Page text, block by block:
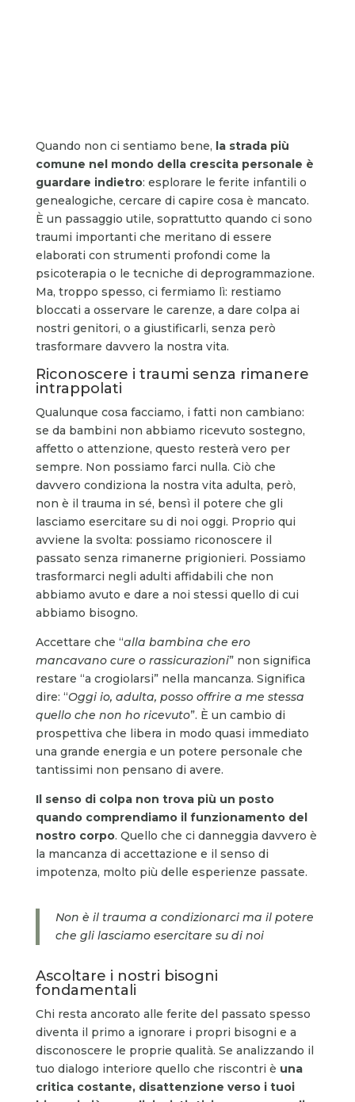
Quando non ci sentiamo bene, la strada più
comune nel mondo della crescita personale è
guardare indietro: esplorare le ferite infantili o
genealogiche, cercare di capire cosa è mancato.
È un passaggio utile, soprattutto quando ci sono
traumi importanti che meritano di essere
elaborati con strumenti profondi come la
psicoterapia o le tecniche di deprogrammazione.
Ma, troppo spesso, ci fermiamo lì: restiamo
bloccati a osservare le carenze, a dare colpa ai
nostri genitori, o a giustificarli, senza però
trasformare davvero la nostra vita.
Riconoscere i traumi senza rimanere
intrappolati
Qualunque cosa facciamo, i fatti non cambiano:
se da bambini non abbiamo ricevuto sostegno,
affetto o attenzione, questo resterà vero per
sempre. Non possiamo farci nulla. Ciò che
davvero condiziona la nostra vita adulta, però,
non è il trauma in sé, bensì il potere che gli
lasciamo esercitare su di noi oggi. Proprio qui
avviene la svolta: possiamo riconoscere il
passato senza rimanerne prigionieri. Possiamo
trasformarci negli adulti affidabili che non
abbiamo avuto e dare a noi stessi quello di cui
abbiamo bisogno.
Accettare che “alla bambina che ero
mancavano cure o rassicurazioni” non significa
restare “a crogiolarsi” nella mancanza. Significa
dire: “Oggi io, adulta, posso offrire a me stessa
quello che non ho ricevuto”. È un cambio di
prospettiva che libera in modo quasi immediato
una grande energia e un potere personale che
tantissimi non pensano di avere.
Il senso di colpa non trova più un posto
quando comprendiamo il funzionamento del
nostro corpo. Quello che ci danneggia davvero è
la mancanza di accettazione e il senso di
impotenza, molto più delle esperienze passate.
Non è il trauma a condizionarci ma il potere
che gli lasciamo esercitare su di noi
Ascoltare i nostri bisogni
fondamentali
Chi resta ancorato alle ferite del passato spesso
diventa il primo a ignorare i propri bisogni e a
disconoscere le proprie qualità. Se analizzando il
tuo dialogo interiore quello che riscontri è una
critica costante, disattenzione verso i tuoi